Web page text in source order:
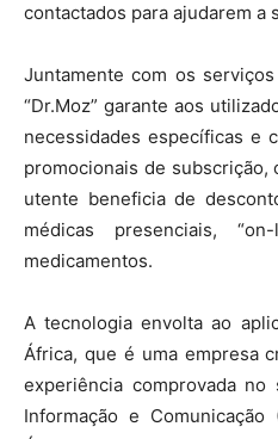
contactados para ajudarem a
Juntamente com os
“Dr.Moz” garante aos
necessidades específicas e
promocionais de subscrição,
utente beneficia de
médicas presenciais,
medicamentos.
A tecnologia envolta ao
África, que é uma empresa
experiência comprovada
Informação e